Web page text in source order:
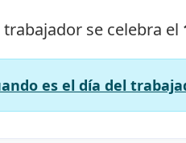
trabajador se celebra el
es el día del